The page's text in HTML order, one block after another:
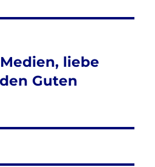
liebe
Guten